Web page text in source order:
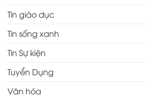
Tin giáo dục
Tin sống xanh
Tin Sự kiện
Tuyển Dụng
Văn hóa